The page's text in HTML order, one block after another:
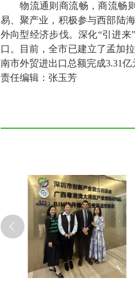
物流通则商流畅，商流畅则
易、聚产业，积极参与西部陆
外向型经济步伐。深化“引进
口。目前，全市已建立了孟加
南市外贸进出口总额完成3.31亿
责任编辑：张玉芳